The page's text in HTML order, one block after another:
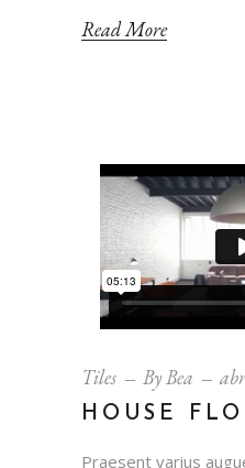
Read More
Tiles ByBea
HOUSE
Praesent varius